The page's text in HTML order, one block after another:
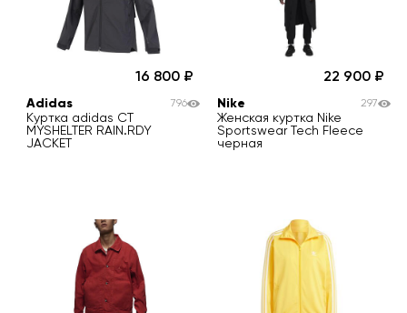
16 800
Adidas
Куртка adidas CT
MYSHELTER RAIN.RDY
JACKET
796
22 900
Nike
Женская куртка Nike
Sportswear Tech Fleece
черная
297